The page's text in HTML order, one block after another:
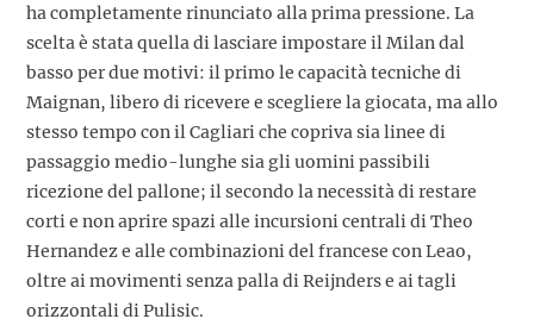
ha completamente rinunciato alla prima pressione. La
scelta è stata quella di lasciare impostare il Milan dal
basso per due motivi: il primo le capacità tecniche di
Maignan, libero di ricevere e scegliere la giocata, ma allo
stesso tempo con il Cagliari che copriva sia linee di
passaggio medio-lunghe sia gli uomini passibili
ricezione del pallone; il secondo la necessità di restare
corti e non aprire spazi alle incursioni centrali di Theo
Hernandez e alle combinazioni del francese con Leao,
oltre ai movimenti senza palla di Reijnders e ai tagli
orizzontali di Pulisic.